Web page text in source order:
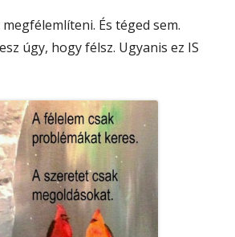
És téged sem.
úgy, hogy félsz. Ugyanis ez IS